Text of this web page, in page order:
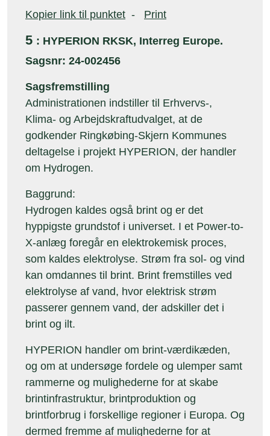
Kopier link til punktet - Print
5 : HYPERION RKSK, Interreg Europe.
Sagsnr: 24-002456
Sagsfremstilling
Administrationen indstiller til Erhvervs-,
Klima- og Arbejdskraftudvalget, at de
godkender Ringkøbing-Skjern Kommunes
deltagelse i projekt HYPERION, der handler
om Hydrogen.
Baggrund:
Hydrogen kaldes også brint og er det
hyppigste grundstof i universet. I et Power-to-
X-anlæg foregår en elektrokemisk proces,
som kaldes elektrolyse. Strøm fra sol- og vind
kan omdannes til brint. Brint fremstilles ved
elektrolyse af vand, hvor elektrisk strøm
passerer gennem vand, der adskiller det i
brint og ilt.
HYPERION handler om brint-værdikæden,
og om at undersøge fordele og ulemper samt
rammerne og mulighederne for at skabe
brintinfrastruktur, brintproduktion og
brintforbrug i forskellige regioner i Europa. Og
dermed fremme af mulighederne for at